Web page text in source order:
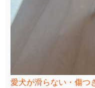
愛犬が滑らない・傷つ